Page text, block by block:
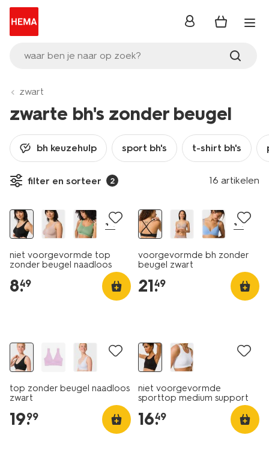
waar ben je naar op zoek?
inloggen
zwart
zwarte bh's zonder beugel
bh keuzehulp sport bh's t-shirt bh's
filter en sorteer 2 16 artikelen
30% korting
+4
niet voorgevormde top
zonder beugel naadloos
8.
49
+4
voorgevormde bh zonder
beugel zwart
21.
49
top zonder beugel naadloos
zwart
19.
99
niet voorgevormde
sporttop medium support
zonder beugel naadloos
zwart
16.
49